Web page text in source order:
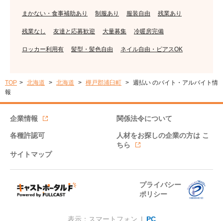
まかない・食事補助あり 制服あり 服装自由 残業あり
残業なし 友達と応募歓迎 大量募集 冷暖房完備
ロッカー利用有 髪型・髪色自由 ネイル自由・ピアスOK
TOP 北海道 北海道 樺戸郡浦臼町
週払い のバイト・アルバイト情
報
企業情報 関係法令について
各種許認可 人材をお探しの企業の方は こ
ちら
サイトマップ
プライバシー
ポリシー
表示：スマートフォン | PC